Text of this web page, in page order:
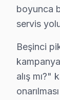
Bu
Sarıyer
Fabrika
Ücretsiz
boyunca
servis
Beşinci
alış mı?"